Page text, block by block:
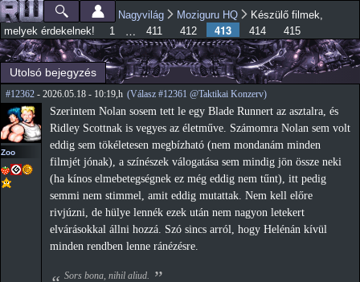
Ugrás a
tartalomra
Főmenü
Jelenlegi hely
Nagyvilág Moziguru HQ
Készülő filmek,
melyek érdekelnek!
1 … 411 412 413 414 415
Utolsó bejegyzés
#12362 - 2026.05.18 - 10:19,h (Válasz #12361 @Taktikai Konzerv)
Zoo
Szerintem Nolan sosem tett le egy Blade Runnert az asztalra, és
Ridley Scottnak is vegyes az életműve. Számomra Nolan sem volt
eddig sem tökéletesen megbízható (nem mondanám minden
filmjét jónak), a színészek válogatása sem mindig jön össze neki
(ha kínos elmebetegségnek ez még eddig nem tűnt), itt pedig
semmi nem stimmel, amit eddig mutattak. Nem kell előre
rivjúzni, de hülye lennék ezek után nem nagyon letekert
elvárásokkal állni hozzá. Szó sincs arról, hogy Helénán kívül
minden rendben lenne ránézésre.
Sors bona, nihil aliud.